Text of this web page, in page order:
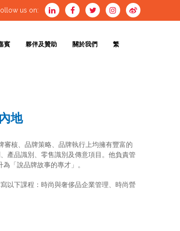
us on:
賓 夥伴及贊助 關於我們 繁
地
審核、品牌策略、品牌執行上均擁有豐富的
產品識別、零售識別及傳意項目。他負責管
「說品牌故事的專才」。
以下課程：時尚與奢侈品企業管理、時尚營